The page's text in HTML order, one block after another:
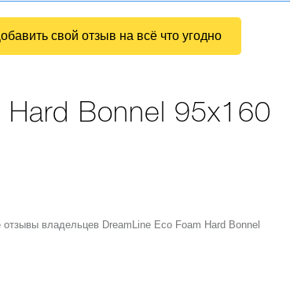
Bonnel 95x160
владельцев DreamLine Eco Foam Hard Bonnel
свой отзыв на всё что угодно